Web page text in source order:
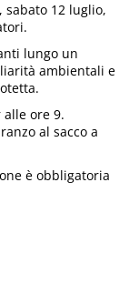
sabato 12 luglio,
lungo un
ambientali e
ore 9.
al sacco a
è obbligatoria